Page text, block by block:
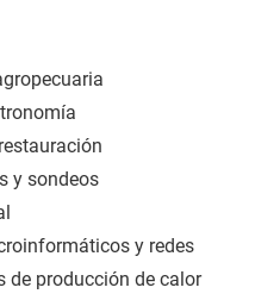
y sondeos
y redes
de producción de calor